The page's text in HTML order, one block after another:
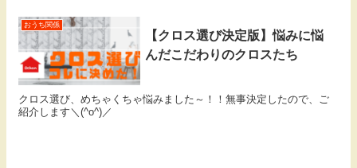
おうち関係
【クロス選び決定版】悩みに悩
んだこだわりのクロスたち
クロス選び、めちゃくちゃ悩みました～！！無事決定したので、ご
紹介します＼(^o^)／